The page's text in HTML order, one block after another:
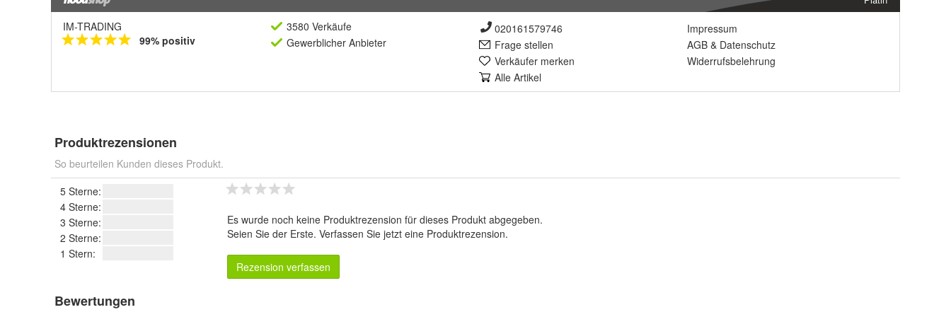
IM-TRADING
99% positiv
3580 Verkäufe
Gewerblicher Anbieter
020161579746
Frage stellen
Verkäufer merken
Alle Artikel
Impressum
AGB & Datenschutz
Widerrufsbelehrung
Produktrezensionen
So beurteilen Kunden dieses Produkt.
5 Sterne:
4 Sterne:
3 Sterne:
2 Sterne:
1 Stern:
Es wurde noch keine Produktrezension für dieses Produkt abgegeben.
Seien Sie der Erste. Verfassen Sie jetzt eine Produktrezension.
Rezension verfassen
Bewertungen